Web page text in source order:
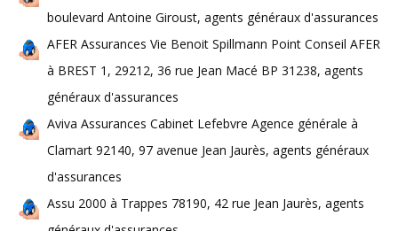
boulevard Antoine Giroust, agents généraux d'assurances
AFER Assurances Vie Benoit Spillmann Point Conseil AFER
à BREST 1, 29212, 36 rue Jean Macé BP 31238, agents
généraux d'assurances
Aviva Assurances Cabinet Lefebvre Agence générale à
Clamart 92140, 97 avenue Jean Jaurès, agents généraux
d'assurances
Assu 2000 à Trappes 78190, 42 rue Jean Jaurès, agents